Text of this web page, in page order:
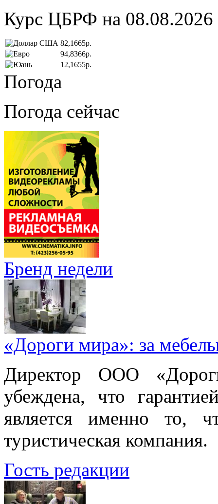
Курс ЦБРФ на 08.08.2026
82,1665р.
94,8366р.
12,1655р.
Погода
Погода сейчас
Бренд недели
«Дороги мира»: за
Директор ООО
убеждена, что
является именно то,
туристическая компания.
Гость редакции